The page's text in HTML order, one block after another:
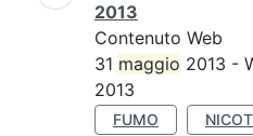
2013
Contenuto Web
31 maggio 2013 -
2013
FUMO